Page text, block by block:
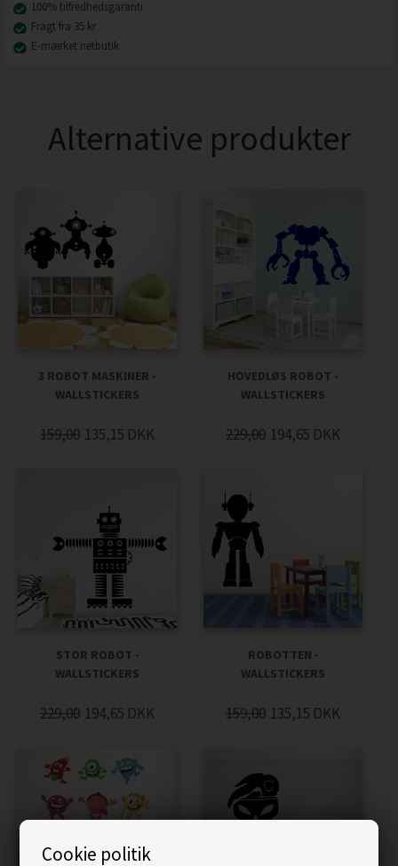
Cookie politik
100% tilfredhedsgaranti
Fragt fra 35 kr
E-mærket netbutik
Alternative produkter
3 ROBOT MASKINER -
WALLSTICKERS
159,00 135,15 DKK
HOVEDLØS ROBOT -
WALLSTICKERS
229,00 194,65 DKK
STOR ROBOT -
WALLSTICKERS
229,00 194,65 DKK
ROBOTTEN -
WALLSTICKERS
159,00 135,15 DKK